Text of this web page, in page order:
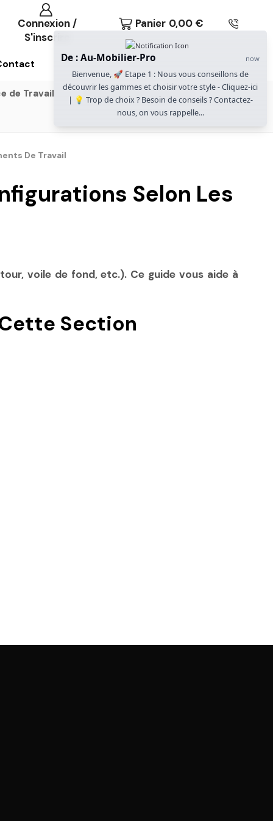
Connexion /
S'inscrire
Panier 0,00 €
de Travail Gammes Gautier Office
De Travail
Selon Les
voile de fond, etc.). Ce guide vous aide à
Section
De : Au-Mobilier-Pro now
Bienvenue, 🚀 Etape 1 : Nous vous conseillons de
découvrir les gammes et choisir votre style - Cliquez-ici
| 💡 Trop de choix ? Besoin de conseils ? Contactez-
nous, on vous rappelle...